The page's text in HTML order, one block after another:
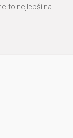
to nejlepší na